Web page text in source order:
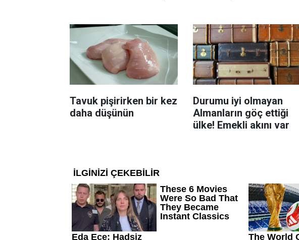
Tavuk pişirirken bir kez
daha düşünün
Durumu iyi olmayan
Almanların göç ettiği
ülke! Emekli akını var